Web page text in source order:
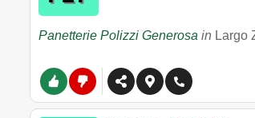
Panetterie Polizzi Generosa in Largo